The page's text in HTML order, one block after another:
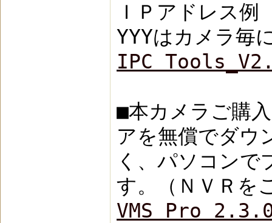
ＩＰアドレス
YYYはカメラ毎
IPC
■本カメラご購
アを無償でダウ
く、パソコンで
す。（ＮＶＲを
VMS Pro